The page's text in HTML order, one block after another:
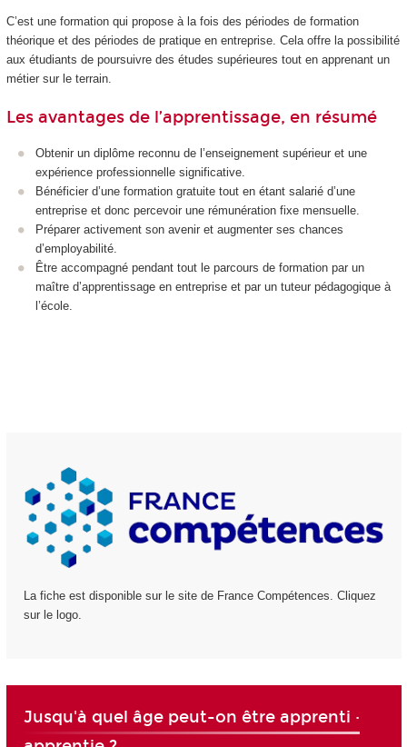
C’est une formation qui propose à la fois des périodes de formation
théorique et des périodes de pratique en entreprise. Cela offre la possibilité
aux étudiants de poursuivre des études supérieures tout en apprenant un
métier sur le terrain.
Les avantages de l’apprentissage, en résumé
Obtenir un diplôme reconnu de l’enseignement supérieur et une
expérience professionnelle significative.
Bénéficier d’une formation gratuite tout en étant salarié d’une
entreprise et donc percevoir une rémunération fixe mensuelle.
Préparer activement son avenir et augmenter ses chances
d’employabilité.
Être accompagné pendant tout le parcours de formation par un
maître d’apprentissage en entreprise et par un tuteur pédagogique à
l’école.
La fiche est disponible sur le site de France Compétences. Cliquez
sur le logo.
Jusqu'à quel âge peut-on être apprenti ·